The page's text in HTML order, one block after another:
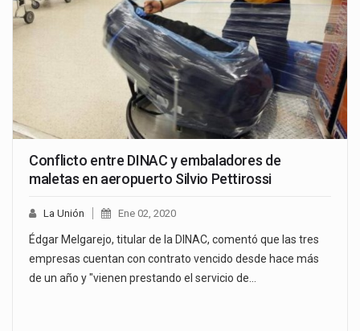
Conflicto entre DINAC y embaladores de
maletas en aeropuerto Silvio Pettirossi
La Unión Ene 02, 2020
Édgar Melgarejo, titular de la DINAC, comentó que las tres
empresas cuentan con contrato vencido desde hace más
de un año y "vienen prestando el servicio de…